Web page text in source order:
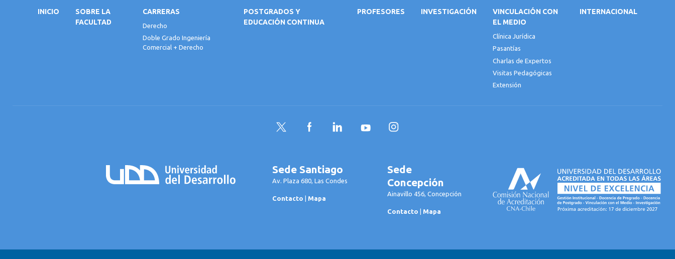
INICIO
SOBRE LA
FACULTAD
CARRERAS
Derecho
Doble Grado Ingeniería
Comercial + Derecho
POSTGRADOS Y
EDUCACIÓN CONTINUA
PROFESORES INVESTIGACIÓN
VINCULACIÓN CON
EL MEDIO
Clínica Jurídica
Pasantías
Charlas de Expertos
Visitas Pedagógicas
Extensión
INTERNACIONAL
Twitter FacebookLinkedInYouTubeInstagram
Sede Santiago
Av. Plaza 680, Las Condes
Contacto | Mapa
Sede
Concepción
Ainavillo 456, Concepción
Contacto | Mapa